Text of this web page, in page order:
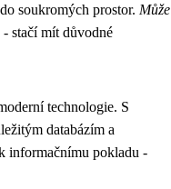
soukromých prostor. Může
- stačí mít důvodné
technologie. S
databázím a
informačnímu pokladu -